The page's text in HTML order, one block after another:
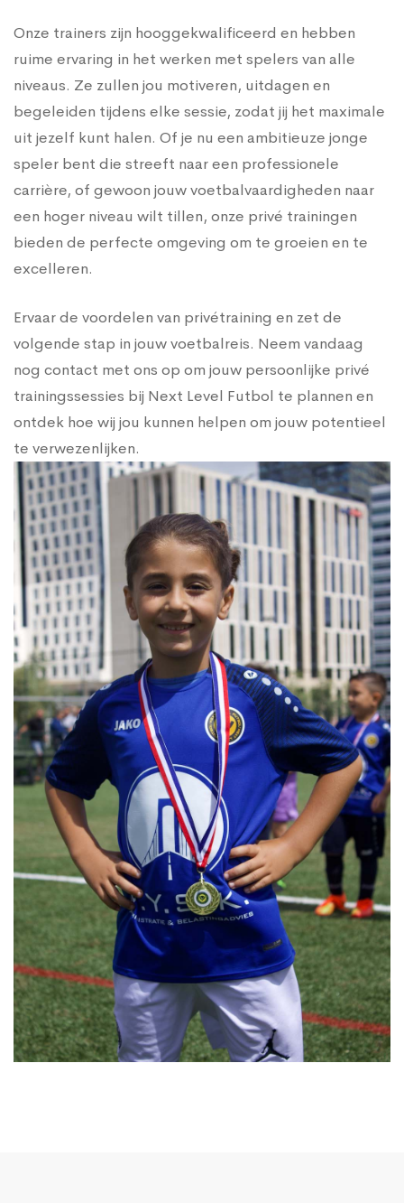
Onze trainers zijn hooggekwalificeerd en hebben
ruime ervaring in het werken met spelers van alle
niveaus. Ze zullen jou motiveren, uitdagen en
begeleiden tijdens elke sessie, zodat jij het maximale
uit jezelf kunt halen. Of je nu een ambitieuze jonge
speler bent die streeft naar een professionele
carrière, of gewoon jouw voetbalvaardigheden naar
een hoger niveau wilt tillen, onze privé trainingen
bieden de perfecte omgeving om te groeien en te
excelleren.
Ervaar de voordelen van privétraining en zet de
volgende stap in jouw voetbalreis. Neem vandaag
nog contact met ons op om jouw persoonlijke privé
trainingssessies bij Next Level Futbol te plannen en
ontdek hoe wij jou kunnen helpen om jouw potentieel
te verwezenlijken.